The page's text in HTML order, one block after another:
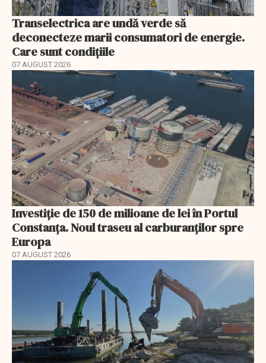
Transelectrica are undă verde să
deconecteze marii consumatori de energie.
Care sunt condițiile
07 AUGUST 2026
Investiție de 150 de milioane de lei în Portul
Constanța. Noul traseu al carburanților spre
Europa
07 AUGUST 2026